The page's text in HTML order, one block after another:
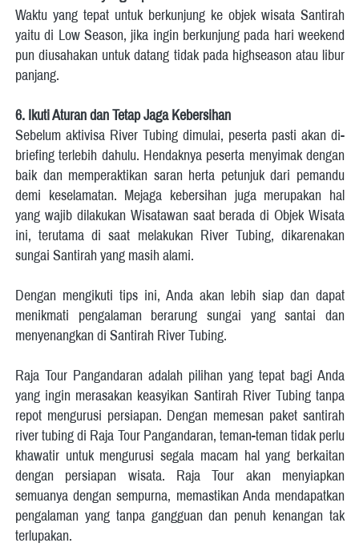
Waktu yang tepat untuk berkunjung ke objek wisata Santirah
yaitu di Low Season, jika ingin berkunjung pada hari weekend
pun diusahakan untuk datang tidak pada highseason atau libur
panjang.
6. Ikuti Aturan dan Tetap Jaga Kebersihan
Sebelum aktivisa River Tubing dimulai, peserta pasti akan di-
briefing terlebih dahulu. Hendaknya peserta menyimak dengan
baik dan memperaktikan saran herta petunjuk dari pemandu
demi keselamatan. Mejaga kebersihan juga merupakan hal
yang wajib dilakukan Wisatawan saat berada di Objek Wisata
ini, terutama di saat melakukan River Tubing, dikarenakan
sungai Santirah yang masih alami.
Dengan mengikuti tips ini, Anda akan lebih siap dan dapat
menikmati pengalaman berarung sungai yang santai dan
menyenangkan di Santirah River Tubing.
Raja Tour Pangandaran adalah pilihan yang tepat bagi Anda
yang ingin merasakan keasyikan Santirah River Tubing tanpa
repot mengurusi persiapan. Dengan memesan paket santirah
river tubing di Raja Tour Pangandaran, teman-teman tidak perlu
khawatir untuk mengurusi segala macam hal yang berkaitan
dengan persiapan wisata. Raja Tour akan menyiapkan
semuanya dengan sempurna, memastikan Anda mendapatkan
pengalaman yang tanpa gangguan dan penuh kenangan tak
terlupakan.